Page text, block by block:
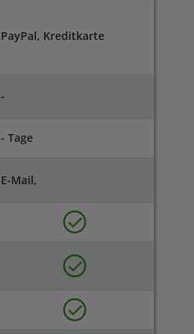
PayPal, Kreditkarte
-
- Tage
E-Mail,